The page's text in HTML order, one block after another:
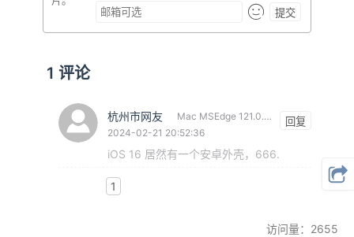
提交
1 评论
杭州市网友
Mac MSEdge 121.0.0.0
2024-02-21 20:52:36
回复
iOS 16 居然有一个安卓外壳，666.
1
访问量：2655